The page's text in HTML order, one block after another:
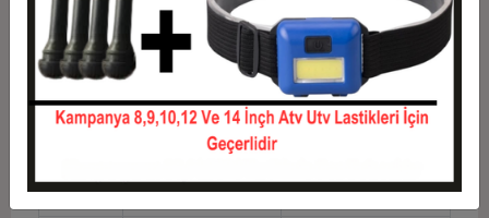
6
564,30 TL
3.385,80 TL
7
492,25 TL
3.445,72 TL
8
3.505,65 TL
9
396,17 TL
3.565,57 TL
362,55 TL
11
332,31 TL
3.655,46 TL